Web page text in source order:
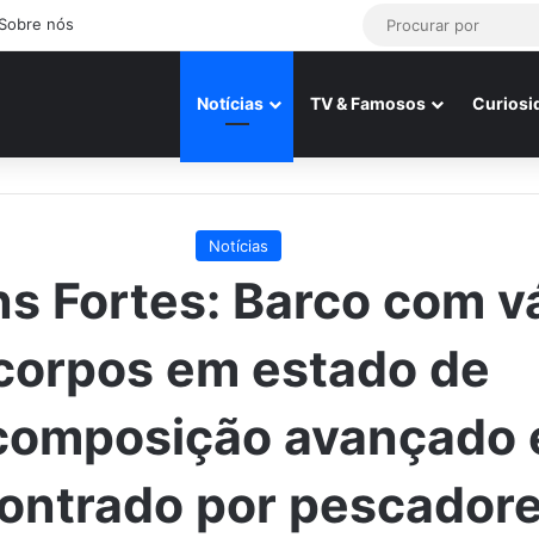
Sobre nós
Notícias TV & Famosos
Notícias
Fortes: Barco com
em estado de
avançado
por